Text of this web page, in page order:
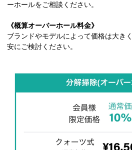
ーホールをご相談ください。
《概算オーバーホール料金》
ブランドやモデルによって価格は大き
安にご検討ください。